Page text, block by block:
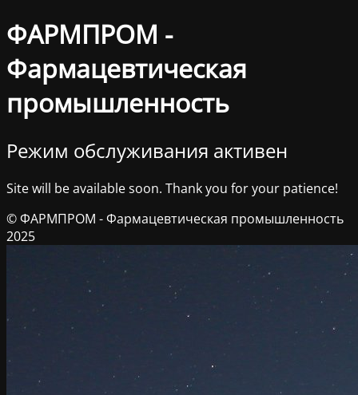
ФАРМПРОМ -
Фармацевтическая
промышленность
Режим обслуживания активен
Site will be available soon. Thank you for your patience!
© ФАРМПРОМ - Фармацевтическая промышленность
2025